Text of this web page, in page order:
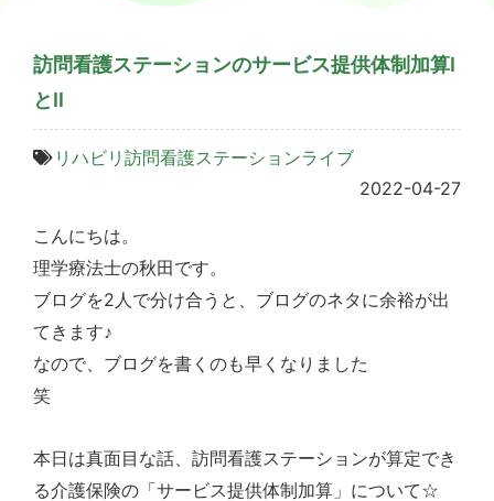
訪問看護ステーションのサービス提供体制加算Ⅰ
とⅡ
リハビリ訪問看護ステーションライブ
2022-04-27
こんにちは。
理学療法士の秋田です。
ブログを2 人で分け合うと、ブログのネタに余裕が出
てきます♪
なので、ブログを書くのも早くなりました
笑
本日は真面目な話、訪問看護ステーションが算定でき
る介護保険の「サービス提供体制加算」について☆